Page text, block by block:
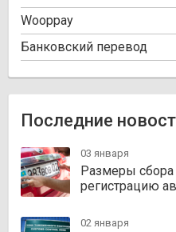
Wooppay
Банковский перевод
Последние
03 января
Размеры
регистрацию
02 января